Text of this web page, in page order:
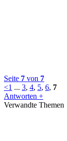
Seite 7 von 7
<1 ... 3, 4, 5, 6, 7
Antworten +
Verwandte Themen